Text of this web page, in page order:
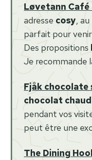
Løvetann Café
adresse cosy,
parfait pour
Des propositions
Je recommande
Fjåk chocolate
chocolat chaud
pendant vos
peut être une
The Dining